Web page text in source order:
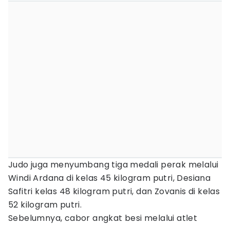
Judo juga menyumbang tiga medali perak melalui
Windi Ardana di kelas 45 kilogram putri, Desiana
Safitri kelas 48 kilogram putri, dan Zovanis di kelas
52 kilogram putri.
Sebelumnya, cabor angkat besi melalui atlet